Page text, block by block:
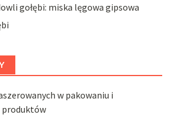
gołębi: miska lęgowa gipsowa
w pakowaniu i
produktów